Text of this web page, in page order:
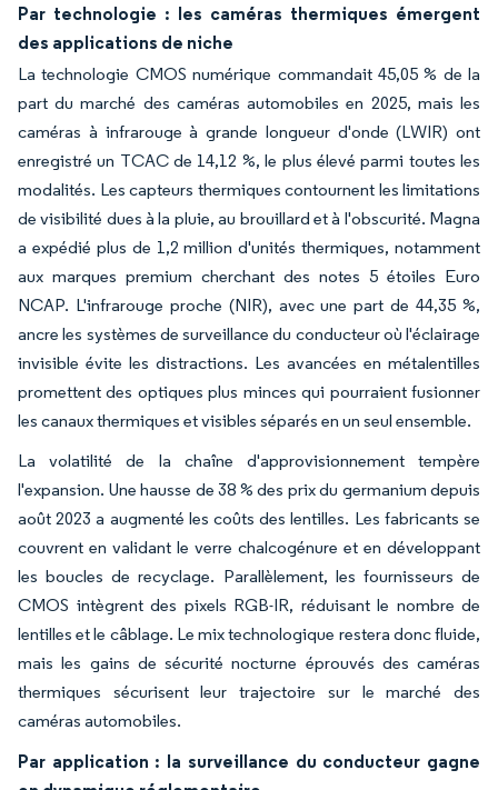
Par technologie : les caméras thermiques émergent
des applications de niche
La technologie CMOS numérique commandait 45,05 % de la
part du marché des caméras automobiles en 2025, mais les
caméras à infrarouge à grande longueur d'onde (LWIR) ont
enregistré un TCAC de 14,12 %, le plus élevé parmi toutes les
modalités. Les capteurs thermiques contournent les limitations
de visibilité dues à la pluie, au brouillard et à l'obscurité. Magna
a expédié plus de 1,2 million d'unités thermiques, notamment
aux marques premium cherchant des notes 5 étoiles Euro
NCAP. L'infrarouge proche (NIR), avec une part de 44,35 %,
ancre les systèmes de surveillance du conducteur où l'éclairage
invisible évite les distractions. Les avancées en métalentilles
promettent des optiques plus minces qui pourraient fusionner
les canaux thermiques et visibles séparés en un seul ensemble.
La volatilité de la chaîne d'approvisionnement tempère
l'expansion. Une hausse de 38 % des prix du germanium depuis
août 2023 a augmenté les coûts des lentilles. Les fabricants se
couvrent en validant le verre chalcogénure et en développant
les boucles de recyclage. Parallèlement, les fournisseurs de
CMOS intègrent des pixels RGB-IR, réduisant le nombre de
lentilles et le câblage. Le mix technologique restera donc fluide,
mais les gains de sécurité nocturne éprouvés des caméras
thermiques sécurisent leur trajectoire sur le marché des
caméras automobiles.
Par application : la surveillance du conducteur gagne